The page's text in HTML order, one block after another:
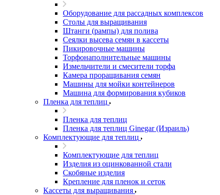
Оборудование для рассадных комплексов
Столы для выращивания
Штанги (рампы) для полива
Сеялки высева семян в кассеты
Пикировочные машины
Торфонаполнительные машины
Измельчители и смесители торфа
Камера проращивания семян
Машины для мойки контейнеров
Машина для формирования кубиков
Пленка для теплиц
Пленка для теплиц
Пленка для теплиц Ginegar (Израиль)
Комплектующие для теплиц
Комплектующие для теплиц
Изделия из оцинкованной стали
Скобяные изделия
Крепление для пленок и сеток
Кассеты для выращивания